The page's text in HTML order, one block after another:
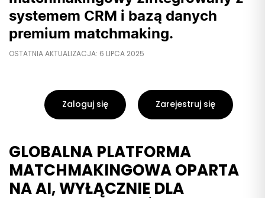
systemem CRM i bazą danych
premium matchmaking.
OSTATNIA AKTUALIZACJA: 6 LIPCA 2025
Zaloguj się Zarejestruj się
GLOBALNA PLATFORMA
MATCHMAKINGOWA OPARTA
NA AI, WYŁĄCZNIE DLA